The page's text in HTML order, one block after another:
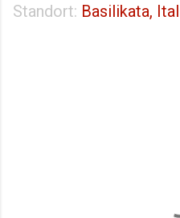
Standort: Basilikata,